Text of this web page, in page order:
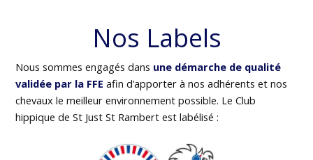
Nos Labels
Nous sommes engagés dans une démarche de qualité
validée par la FFE afin d’apporter à nos adhérents et nos
chevaux le meilleur environnement possible. Le Club
hippique de St Just St Rambert est labélisé :